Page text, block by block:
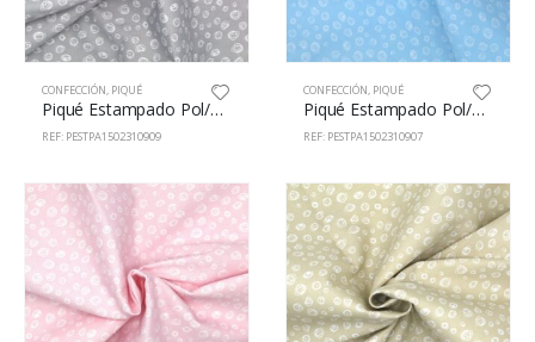
CONFECCIÓN, PIQUÉ
Piqué Estampado Pol/Alg 65/35% 150cm 23109/9
REF: PESTPA1502310909
CONFECCIÓN, PIQUÉ
Piqué Estampado Pol/Alg 65/35% 150cm 23109/7
REF: PESTPA1502310907